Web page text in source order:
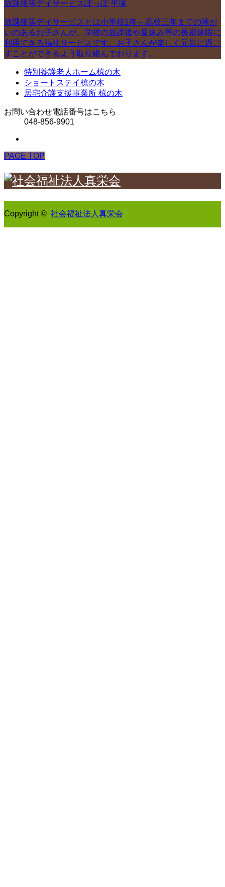
放課後等デイサービスぽっぽ 平塚
放課後等デイサービスとは小学校1年～高校三年までの障が
いのあるお子さんが、学校の放課後や夏休み等の長期休暇に
利用できる福祉サービスです。お子さんが楽しく元気に過ご
すことができるよう取り組んでおります。
特別養護老人ホーム椋の木
ショートステイ椋の木
居宅介護支援事業所 椋の木
お問い合わせ電話番号はこちら
048-856-9901
PAGE TOP
Copyright © 社会福祉法人真栄会